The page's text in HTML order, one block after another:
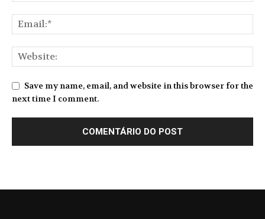
Save my name, email, and website in this browser for the
next time I comment.